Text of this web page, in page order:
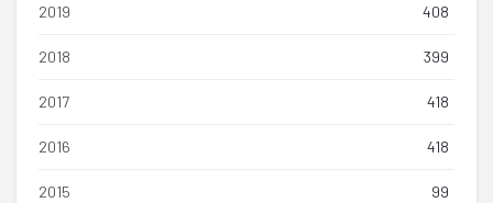
2019 408
2018 399
2017 418
2016 418
2015 99